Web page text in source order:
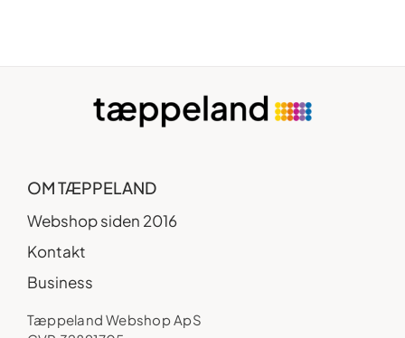
OM TÆPPELAND
Webshop siden 2016
Kontakt
Business
Tæppeland Webshop ApS